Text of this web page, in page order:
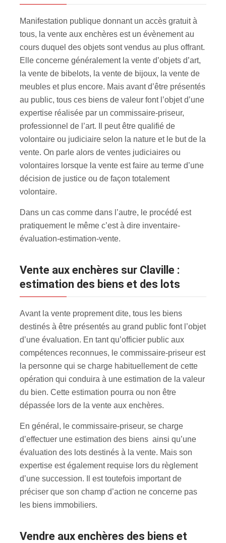
Manifestation publique donnant un accès gratuit à
tous, la vente aux enchères est un évènement au
cours duquel des objets sont vendus au plus offrant.
Elle concerne généralement la vente d’objets d’art,
la vente de bibelots, la vente de bijoux, la vente de
meubles et plus encore. Mais avant d’être présentés
au public, tous ces biens de valeur font l’objet d’une
expertise réalisée par un commissaire-priseur,
professionnel de l’art. Il peut être qualifié de
volontaire ou judiciaire selon la nature et le but de la
vente. On parle alors de ventes judiciaires ou
volontaires lorsque la vente est faire au terme d’une
décision de justice ou de façon totalement
volontaire.
Dans un cas comme dans l’autre, le procédé est
pratiquement le même c’est à dire inventaire-
évaluation-estimation-vente.
Vente aux enchères sur Claville :
estimation des biens et des lots
Avant la vente proprement dite, tous les biens
destinés à être présentés au grand public font l’objet
d’une évaluation. En tant qu’officier public aux
compétences reconnues, le commissaire-priseur est
la personne qui se charge habituellement de cette
opération qui conduira à une estimation de la valeur
du bien. Cette estimation pourra ou non être
dépassée lors de la vente aux enchères.
En général, le commissaire-priseur, se charge
d’effectuer une estimation des biens ainsi qu’une
évaluation des lots destinés à la vente. Mais son
expertise est également requise lors du règlement
d’une succession. Il est toutefois important de
préciser que son champ d’action ne concerne pas
les biens immobiliers.
Vendre aux enchères des biens et